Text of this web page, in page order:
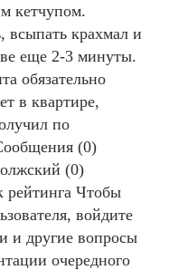
кетчупом.
всыпать крахмал и
еще 2-3 минуты.
обязательно
в квартире,
по
(0)
(0)
рейтинга Чтобы
войдите
и другие вопросы
очередного